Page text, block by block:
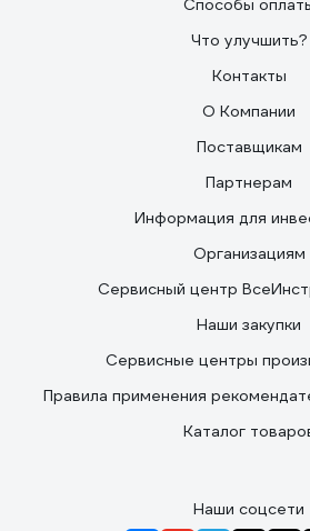
Способы
Что улучшить?
Контакты
О Компании
Поставщикам
Партнерам
Информация для
Организациям
Сервисный центр
Наши закупки
Сервисные центры
Правила применения
Каталог
Наши соцсети